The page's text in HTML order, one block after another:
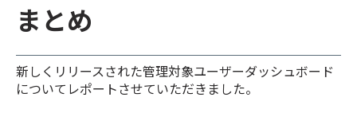
まとめ
新しくリリースされた管理対象ユーザーダッシュボード
についてレポートさせていただきました。